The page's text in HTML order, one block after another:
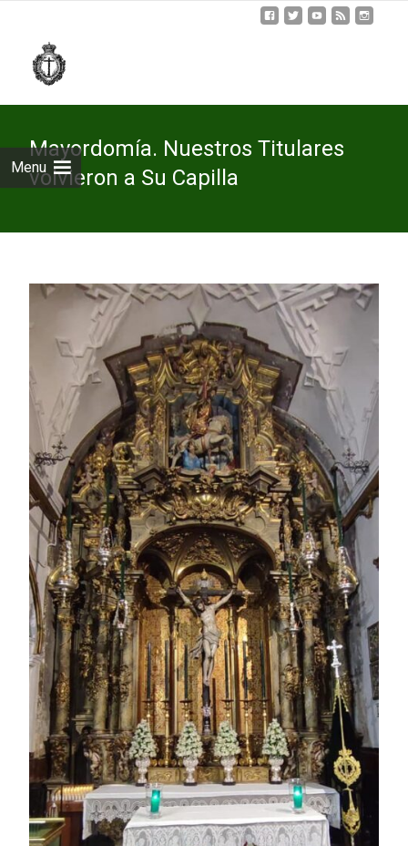
Menu
Mayordomía. Nuestros Titulares
volvieron a Su Capilla